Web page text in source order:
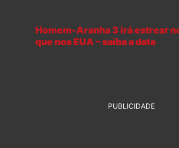
Homem-Aranha 3 irá estrear
que nos EUA – saiba a data
PUBLICIDADE